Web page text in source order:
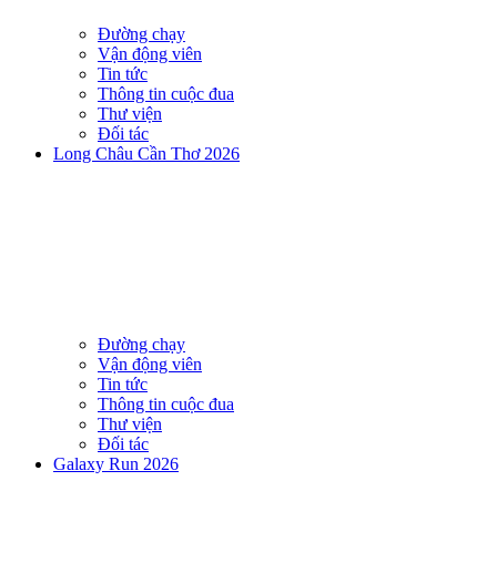
Đường chạy
Vận động viên
Tin tức
Thông tin cuộc đua
Thư viện
Đối tác
Long Châu Cần Thơ 2026
Đường chạy
Vận động viên
Tin tức
Thông tin cuộc đua
Thư viện
Đối tác
Galaxy Run 2026